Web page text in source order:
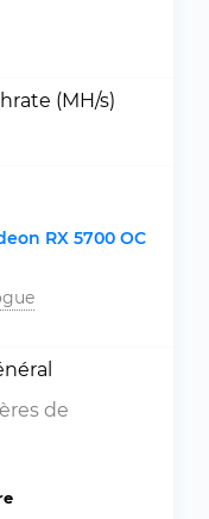
(MH/s)
RX 5700 OC
de